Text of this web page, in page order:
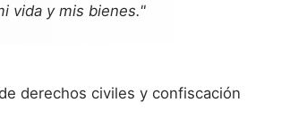
vida y mis bienes."
derechos civiles y confiscación